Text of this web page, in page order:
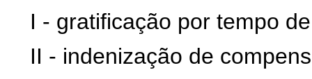
I - gratificação por tempo
II - indenização de